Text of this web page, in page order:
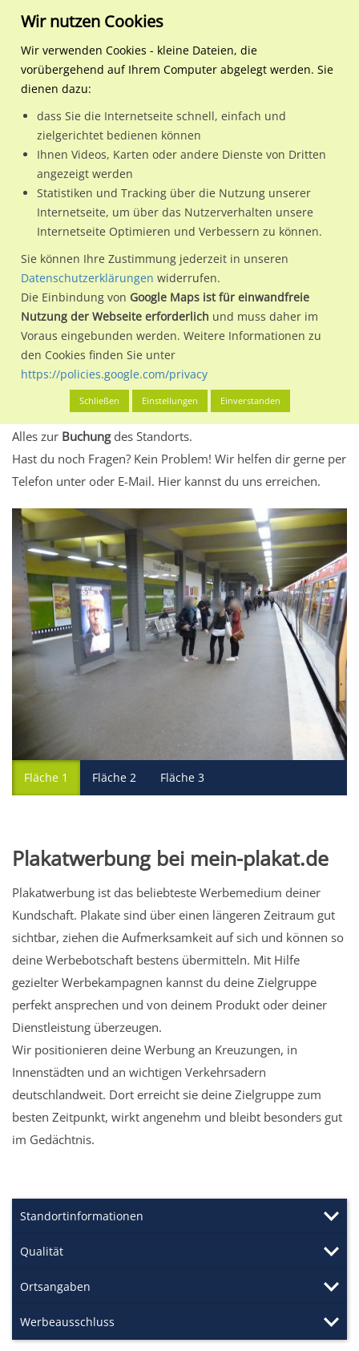
Regionale Plakatwerbung Hamburg
Hamburg, Freie und
U-Bf Stephansplatz Bstg.
Nutze günstige Werbemöglichkeiten am Standort U-Bf
Stephansplatz Bstg. Gl. 1 Einf.im Ortsteil Innenstadt)in
Hamburg, Freie und Hansestadt.
Wir erheben für jede unserer Werbeflächen individuelle und
aktuelleStandortinformationenundLeistungswerte. Damit
kannst du dich schon vor der Buchung im Detail über den
Standort, seine Reichweite und Werbewirkung sowie
eventuelle Beschränkungen in den zugelassenen
Werbeinhalten informieren.
Alles klar? Dann findest du direkt im unteren Teil dieser Seite
Alles zur Buchungdes Standorts.
Hast du noch Fragen? Kein Problem! Wir helfen dir gerne per
Telefon unter oder E-Mail. Hier kannst du uns erreichen.
Fläche 1 Fläche 2 Fläche 3
Plakatwerbung bei mein-plakat.de
Plakatwerbung ist das beliebteste Werbemedium deiner
Kundschaft. Plakate sind über einen längeren Zeitraum gut
sichtbar, ziehen die Aufmerksamkeit auf sich und können so
deine Werbebotschaft bestens übermitteln. Mit Hilfe
gezielter Werbekampagnen kannst du deine Zielgruppe
perfekt ansprechen und von deinem Produkt oder deiner
Dienstleistung überzeugen.
Wir positionieren deine Werbung an Kreuzungen, in
Innenstädten und an wichtigen Verkehrsadern
deutschlandweit. Dort erreicht sie deine Zielgruppe zum
besten Zeitpunkt, wirkt angenehm und bleibt besonders gut
im Gedächtnis.
Standortinformationen
Qualität
Ortsangaben
Werbeausschluss
Wir nutzen Cookies
Wir verwenden Cookies - kleine Dateien, die
vorübergehend auf Ihrem Computer abgelegt werden. Sie
dienen dazu:
dass Sie die Internetseite schnell, einfach und
zielgerichtet bedienen können
Ihnen Videos, Karten oder andere Dienste von Dritten
angezeigt werden
Statistiken und Tracking über die Nutzung unserer
Internetseite, um über das Nutzerverhalten unsere
Internetseite Optimieren und Verbessern zu können.
Sie können Ihre Zustimmung jederzeit in unseren
Datenschutzerklärungen widerrufen.
Die Einbindung von Google Maps ist für einwandfreie
Nutzung der Webseite erforderlich und muss daher im
Voraus eingebunden werden. Weitere Informationen zu
den Cookies finden Sie unter
https://policies.google.com/privacy
Schließen Einstellungen Einverstanden